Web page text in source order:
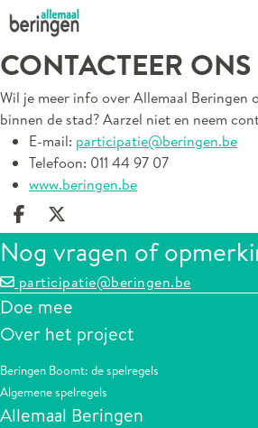
CONTACTEER ONS
Wil je meer info over Allemaal Beringen
binnen de stad? Aarzel niet en neem
E-mail: participatie@beringen.be
Telefoon: 011 44 97 07
www.beringen.be
Deel op facebook
Deel op X
Nog vragen of
participatie@beringen.be
Doe mee
Over het project
Beringen Boomt: de spelregels
Algemene spelregels
Allemaal Beringen